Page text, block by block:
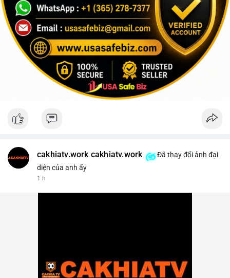
cakhiatv.work cakhiatv.work
Đã thay đổi ảnh đại
diện của anh ấy
1 h